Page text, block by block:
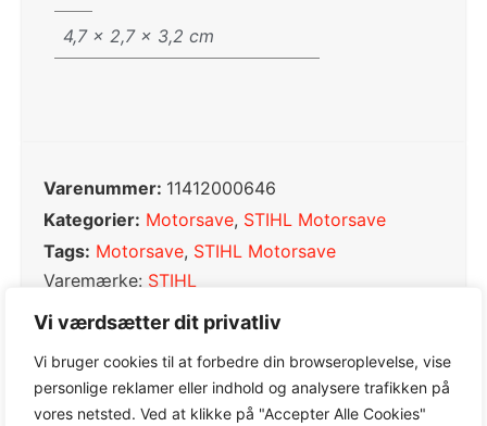
Vi værdsætter dit privatliv
Vi bruger cookies til at forbedre din browseroplevelse, vise
personlige reklamer eller indhold og analysere trafikken på
vores netsted. Ved at klikke på "Accepter Alle Cookies"
4,7 × 2,7 × 3,2 cm
Varenummer: 11412000646
Kategorier: Motorsave, STIHL Motorsave
Tags: Motorsave, STIHL Motorsave
Varemærke: STIHL